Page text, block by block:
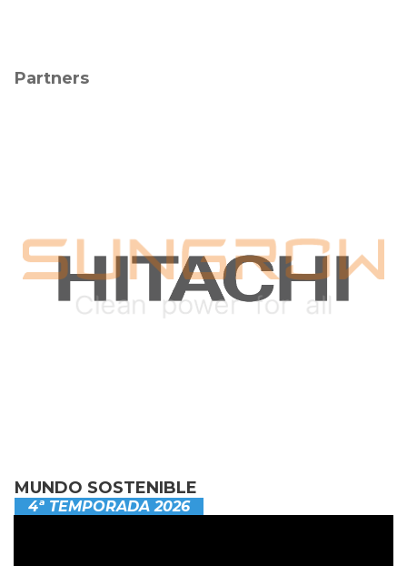
Partners
MUNDO SOSTENIBLE
4ª TEMPORADA 2026